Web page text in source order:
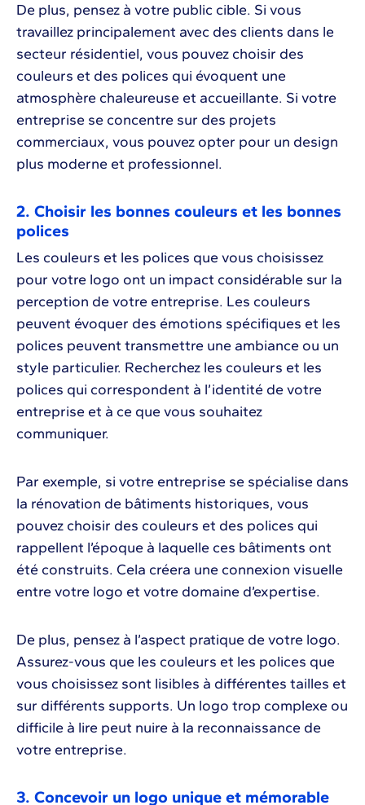
De plus, pensez à votre public cible. Si vous
travaillez principalement avec des clients dans le
secteur résidentiel, vous pouvez choisir des
couleurs et des polices qui évoquent une
atmosphère chaleureuse et accueillante. Si votre
entreprise se concentre sur des projets
commerciaux, vous pouvez opter pour un design
plus moderne et professionnel.
2. Choisir les bonnes couleurs et les bonnes
polices
Les couleurs et les polices que vous choisissez
pour votre logo ont un impact considérable sur la
perception de votre entreprise. Les couleurs
peuvent évoquer des émotions spécifiques et les
polices peuvent transmettre une ambiance ou un
style particulier. Recherchez les couleurs et les
polices qui correspondent à l’identité de votre
entreprise et à ce que vous souhaitez
communiquer.
Par exemple, si votre entreprise se spécialise dans
la rénovation de bâtiments historiques, vous
pouvez choisir des couleurs et des polices qui
rappellent l’époque à laquelle ces bâtiments ont
été construits. Cela créera une connexion visuelle
entre votre logo et votre domaine d’expertise.
De plus, pensez à l’aspect pratique de votre logo.
Assurez-vous que les couleurs et les polices que
vous choisissez sont lisibles à différentes tailles et
sur différents supports. Un logo trop complexe ou
difficile à lire peut nuire à la reconnaissance de
votre entreprise.
3. Concevoir un logo unique et mémorable